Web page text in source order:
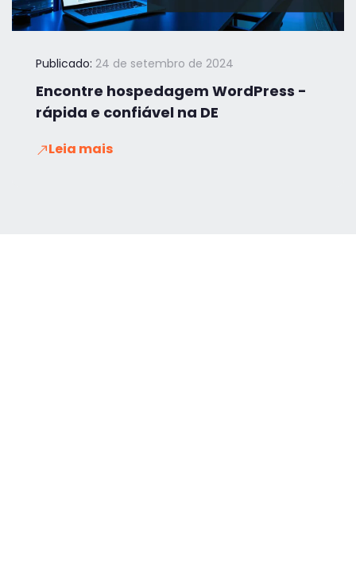
Publicado: 24 de setembro de 2024
Encontre hospedagem WordPress -
rápida e confiável na DE
Leia mais